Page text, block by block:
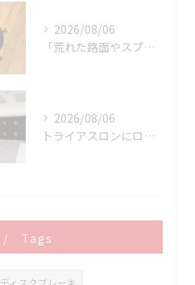
2026/08/06
「荒れた路面やスプリントでボトルが飛んでヒヤッとしたこと、あ...
2026/08/06
トライアスロンにロードバイクはどこまで使える？
Tags